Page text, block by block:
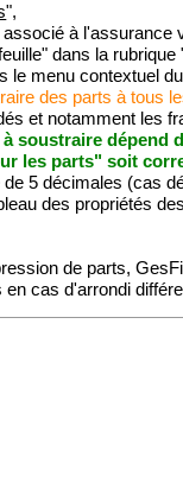
",
à
dans la
le menu contextuel
des parts à tous
et notamment les
soustraire
les parts" soit
5 décimales (cas
des propriétés
de parts,
cas d'arrondi